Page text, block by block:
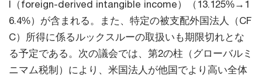
I（foreign-derived intangible income）（13.125%→1
6.4%）が含まれる。また、特定の被支配外国法人（CF
C）所得に係るルックスルーの取扱いも期限切れとな
る予定である。次の議会では、第2の柱（グローバルミ
ニマム税制）により、米国法人が他国でより高い全体